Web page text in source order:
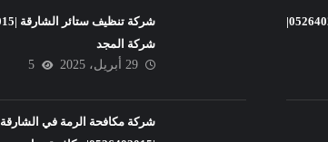
شركة تنظيف فلل في عجمان |0526402015|
شركة المجد
29 أبريل، 2025
5
شركة مكافحة الرمة في الشارقة